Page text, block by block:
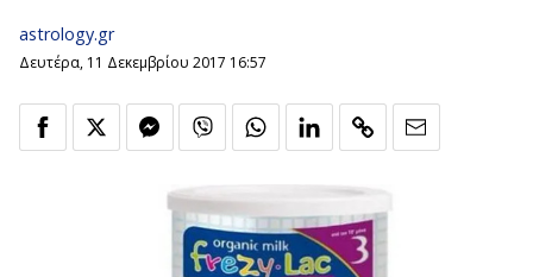
astrology.gr
Δευτέρα, 11 Δεκεμβρίου 2017 16:57